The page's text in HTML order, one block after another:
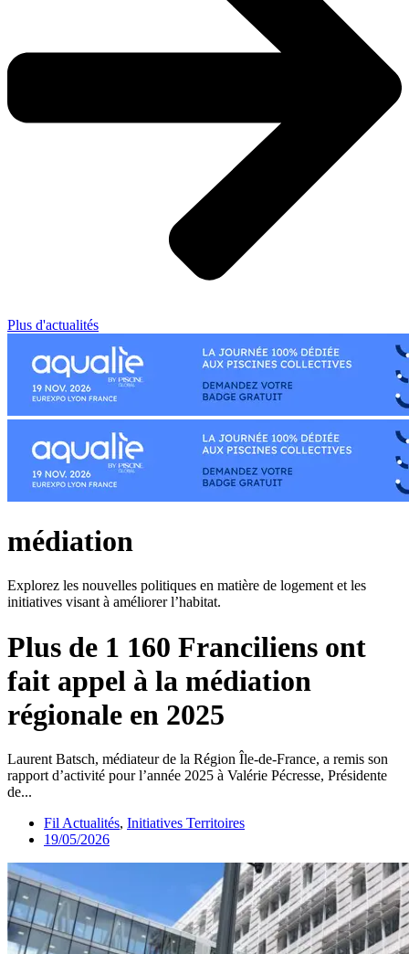
Plus d'actualités
médiation
Explorez les nouvelles politiques en matière de logement et les
initiatives visant à améliorer l’habitat.
Plus de 1 160 Franciliens ont
fait appel à la médiation
régionale en 2025
Laurent Batsch, médiateur de la Région Île-de-France, a remis son
rapport d’activité pour l’année 2025 à Valérie Pécresse, Présidente
de...
Fil Actualités, Initiatives Territoires
19/05/2026